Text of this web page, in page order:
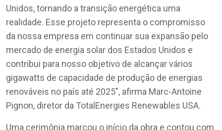
Unidos, tornando a transição energética uma
realidade. Esse projeto representa o compromisso
da nossa empresa em continuar sua expansão pelo
mercado de energia solar dos Estados Unidos e
contribui para nosso objetivo de alcançar vários
gigawatts de capacidade de produção de energias
renováveis no país até 2025", afirma Marc-Antoine
Pignon, diretor da TotalEnergies Renewables USA.
Uma cerimônia marcou o início da obra e contou com